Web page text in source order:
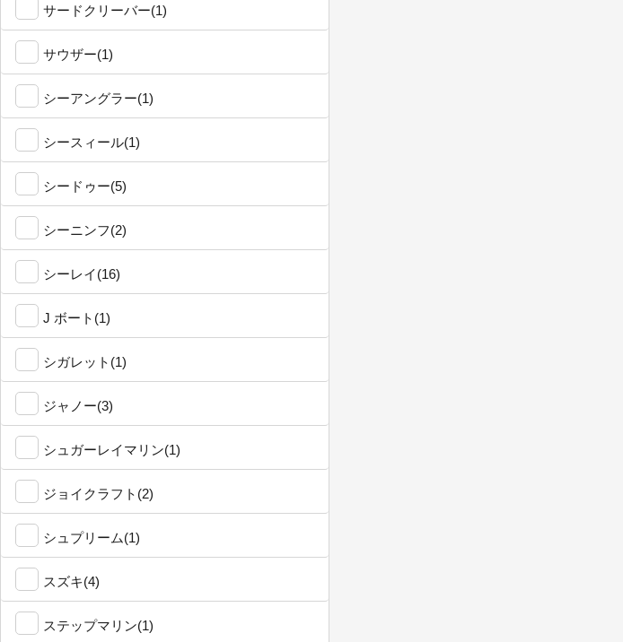
サードクリーバー(1)
サウザー(1)
シーアングラー(1)
シースィール(1)
シードゥー(5)
シーニンフ(2)
シーレイ(16)
J ボート(1)
シガレット(1)
ジャノー(3)
シュガーレイマリン(1)
ジョイクラフト(2)
シュプリーム(1)
スズキ(4)
ステップマリン(1)